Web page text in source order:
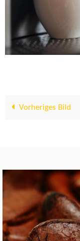
Vorheriges Bild